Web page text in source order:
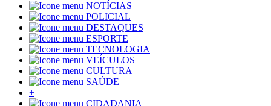
NOTÍCIAS
POLICIAL
DESTAQUES
ESPORTE
TECNOLOGIA
VEÍCULOS
CULTURA
SAÚDE
+
CIDADANIA